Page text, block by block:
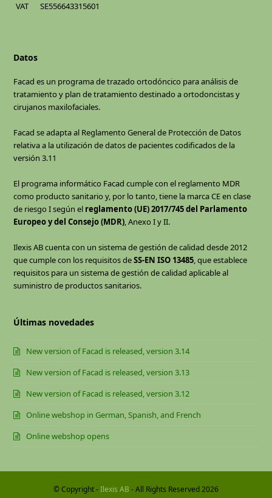
VAT
SE556643315601
Datos
Facad es un programa de trazado ortodóncico para análisis de
tratamiento y plan de tratamiento destinado a ortodoncistas y
cirujanos maxilofaciales.
Facad se adapta al Reglamento General de Protección de Datos
relativa a la utilización de datos de pacientes codificados de la
versión 3.11
El programa informático Facad cumple con el reglamento MDR
como producto sanitario y, por lo tanto, tiene la marca CE en clase
de riesgo I según el reglamento (UE) 2017/745 del Parlamento
Europeo y del Consejo (MDR), Anexo I y II.
Ilexis AB cuenta con un sistema de gestión de calidad desde 2012
que cumple con los requisitos deSS-EN ISO 13485, que establece
requisitos para un sistema de gestión de calidad aplicable al
suministro de productos sanitarios.
Últimas novedades
New version of Facad is released, version 3.14
New version of Facad is released, version 3.13
New version of Facad is released, version 3.12
Online webshop in German, Spanish, and French
Online webshop opens
© Copyright -Ilexis AB - All Rights Reserved 2026